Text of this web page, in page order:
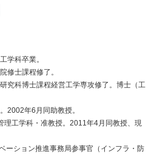
学科卒業。
修士課程修了。
究科博士課程経営工学専攻修了。博士（工
2002年6月同助教授。
工学科・准教授。2011年4月同教授、現
ーション推進事務局参事官（インフラ・防